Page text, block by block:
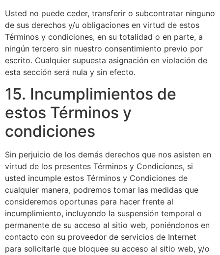
Usted no puede ceder, transferir o subcontratar ninguno
de sus derechos y/u obligaciones en virtud de estos
Términos y condiciones, en su totalidad o en parte, a
ningún tercero sin nuestro consentimiento previo por
escrito. Cualquier supuesta asignación en violación de
esta sección será nula y sin efecto.
15. Incumplimientos de
estos Términos y
condiciones
Sin perjuicio de los demás derechos que nos asisten en
virtud de los presentes Términos y Condiciones, si
usted incumple estos Términos y Condiciones de
cualquier manera, podremos tomar las medidas que
consideremos oportunas para hacer frente al
incumplimiento, incluyendo la suspensión temporal o
permanente de su acceso al sitio web, poniéndonos en
contacto con su proveedor de servicios de Internet
para solicitarle que bloquee su acceso al sitio web, y/o